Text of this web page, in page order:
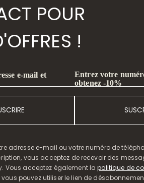
POUR
!
e-mail et
Entrez votre
obtenez -10%
adresse e-mail ou votre numéro de
vous acceptez de recevoir des
Vous acceptez également lapolitique de
pouvez utiliser le lien de